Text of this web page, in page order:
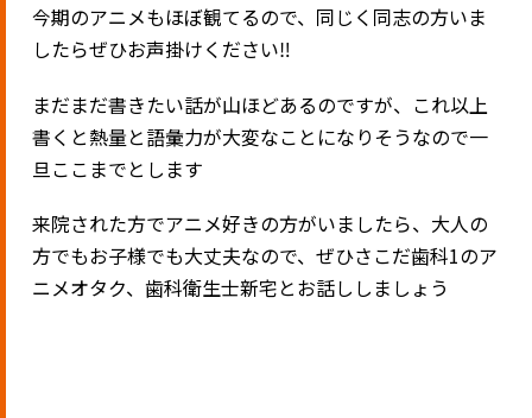
今期のアニメもほぼ観てるので、同じく同志の方いま
したらぜひお声掛けください‼️
まだまだ書きたい話が山ほどあるのですが、これ以上
書くと熱量と語彙力が大変なことになりそうなので一
旦ここまでとします
来院された方でアニメ好きの方がいましたら、大人の
方でもお子様でも大丈夫なので、ぜひさこだ歯科1のア
ニメオタク、歯科衛生士新宅とお話ししましょう